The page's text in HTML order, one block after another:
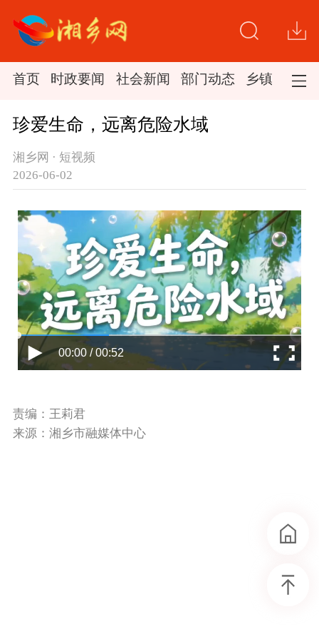
首页 时政要闻 社会新闻 部门动态 乡镇新闻
珍爱生命，远离危险水域
湘乡网 · 短视频
2026-06-02
00:00 / 00:52
责编：王莉君
来源：湘乡市融媒体中心